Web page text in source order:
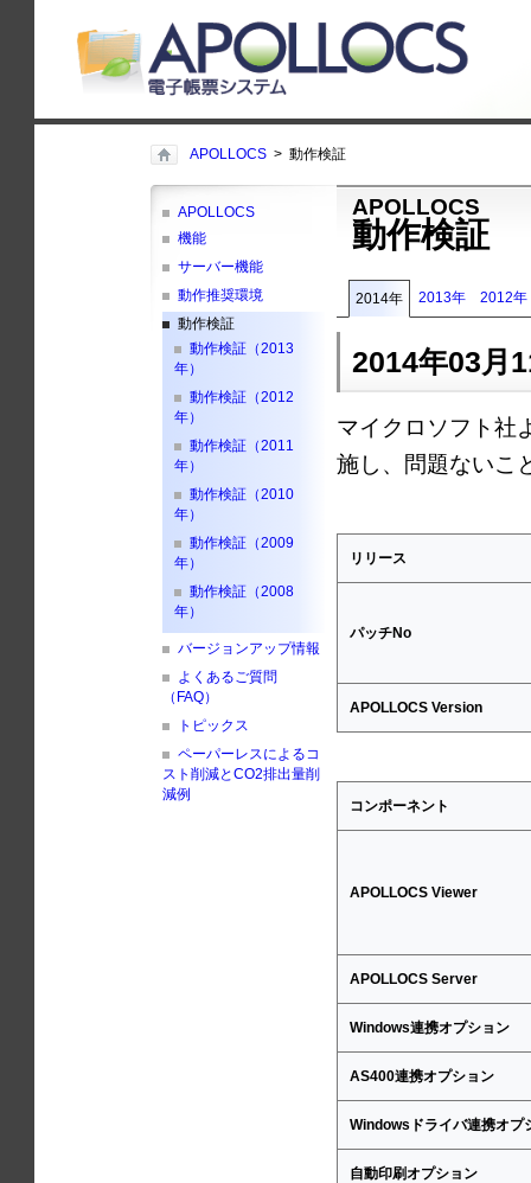
APOLLOCS > 動作検証
APOLLOCS
動作検証
2014年 2013年 2012年
2014年03月
マイクロソフト社
施し、問題ないこ
リリース
パッチNo
APOLLOCS Version
コンポーネント
APOLLOCS Viewer
APOLLOCS Server
Windows連携オプション
AS400連携オプション
Windowsドライバ連携オプ
自動印刷オプション
APOLLOCS
機能
サーバー機能
動作推奨環境
動作検証
動作検証（2013
年）
動作検証（2012
年）
動作検証（2011
年）
動作検証（2010
年）
動作検証（2009
年）
動作検証（2008
年）
バージョンアップ情報
よくあるご質問
（FAQ）
トピックス
ペーパーレスによるコ
スト削減とCO2排出量削
減例